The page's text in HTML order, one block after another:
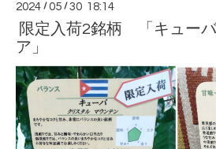
2024 /05 /30 18:14
限定入荷2銘柄 「キュー
ア」